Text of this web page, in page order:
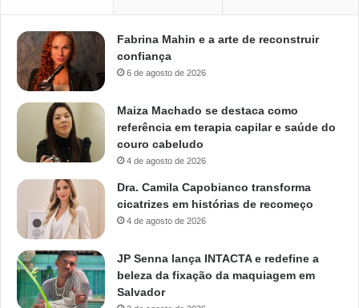
Fabrina Mahin e a arte de reconstruir
confiança
6 de agosto de 2026
Maiza Machado se destaca como
referência em terapia capilar e saúde do
couro cabeludo
4 de agosto de 2026
Dra. Camila Capobianco transforma
cicatrizes em histórias de recomeço
4 de agosto de 2026
JP Senna lança INTACTA e redefine a
beleza da fixação da maquiagem em
Salvador